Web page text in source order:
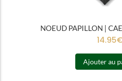
NOEUD PAPILLON |
14.95
Ajouter au